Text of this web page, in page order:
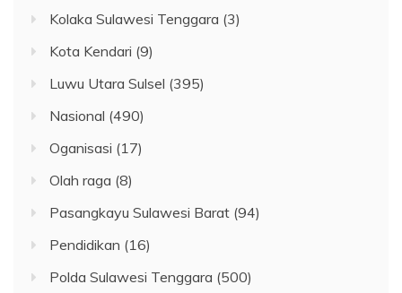
Kolaka Sulawesi Tenggara (3)
Kota Kendari (9)
Luwu Utara Sulsel (395)
Nasional (490)
Oganisasi (17)
Olah raga (8)
Pasangkayu Sulawesi Barat (94)
Pendidikan (16)
Polda Sulawesi Tenggara (500)